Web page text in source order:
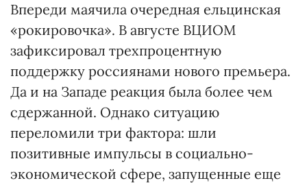
Впереди маячила очередная ельцинская
«рокировочка». В августе ВЦИОМ
зафиксировал трехпроцентную
поддержку россиянами нового премьера.
Да и на Западе реакция была более чем
сдержанной. Однако ситуацию
переломили три фактора: шли
позитивные импульсы в социально-
экономической сфере, запущенные еще